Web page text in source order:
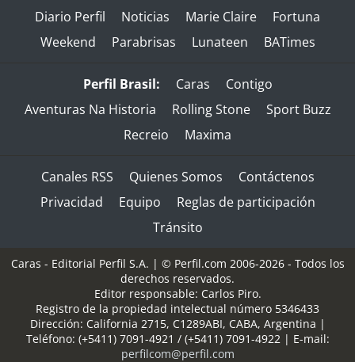
Diario Perfil Noticias Marie Claire
Fortuna
Weekend
Parabrisas Lunateen BATimes
Perfil Brasil: Caras
Contigo
Aventuras Na Historia
Rolling Stone
Sport Buzz
Recreio
Maxima
Canales RSS Quienes Somos
Contáctenos
Privacidad
Equipo
Reglas de participación
Tránsito
Caras - Editorial Perfil S.A. | © Perfil.com 2006-2026 - Todos los
derechos reservados.
Editor responsable: Carlos Piro.
Registro de la propiedad intelectual número 5346433
Dirección: California 2715, C1289ABI, CABA, Argentina |
Teléfono: (+5411) 7091-4921 / (+5411) 7091-4922 | E-mail:
perfilcom@perfil.com